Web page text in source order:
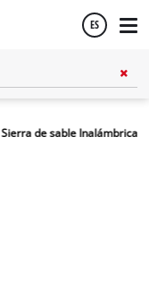
ES
Sierra de sable Inalámbrica